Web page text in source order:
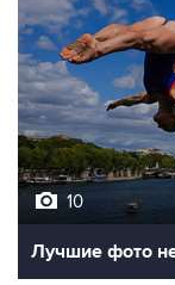
10
Лучшие фото